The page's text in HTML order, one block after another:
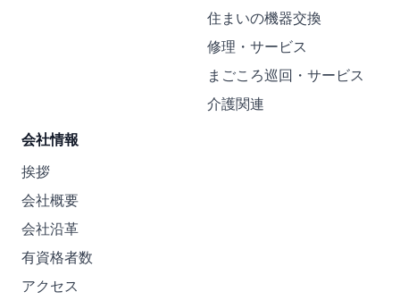
住まいの機器交換
修理・サービス
まごころ巡回・サービス
介護関連
会社情報
挨拶
会社概要
会社沿革
有資格者数
アクセス